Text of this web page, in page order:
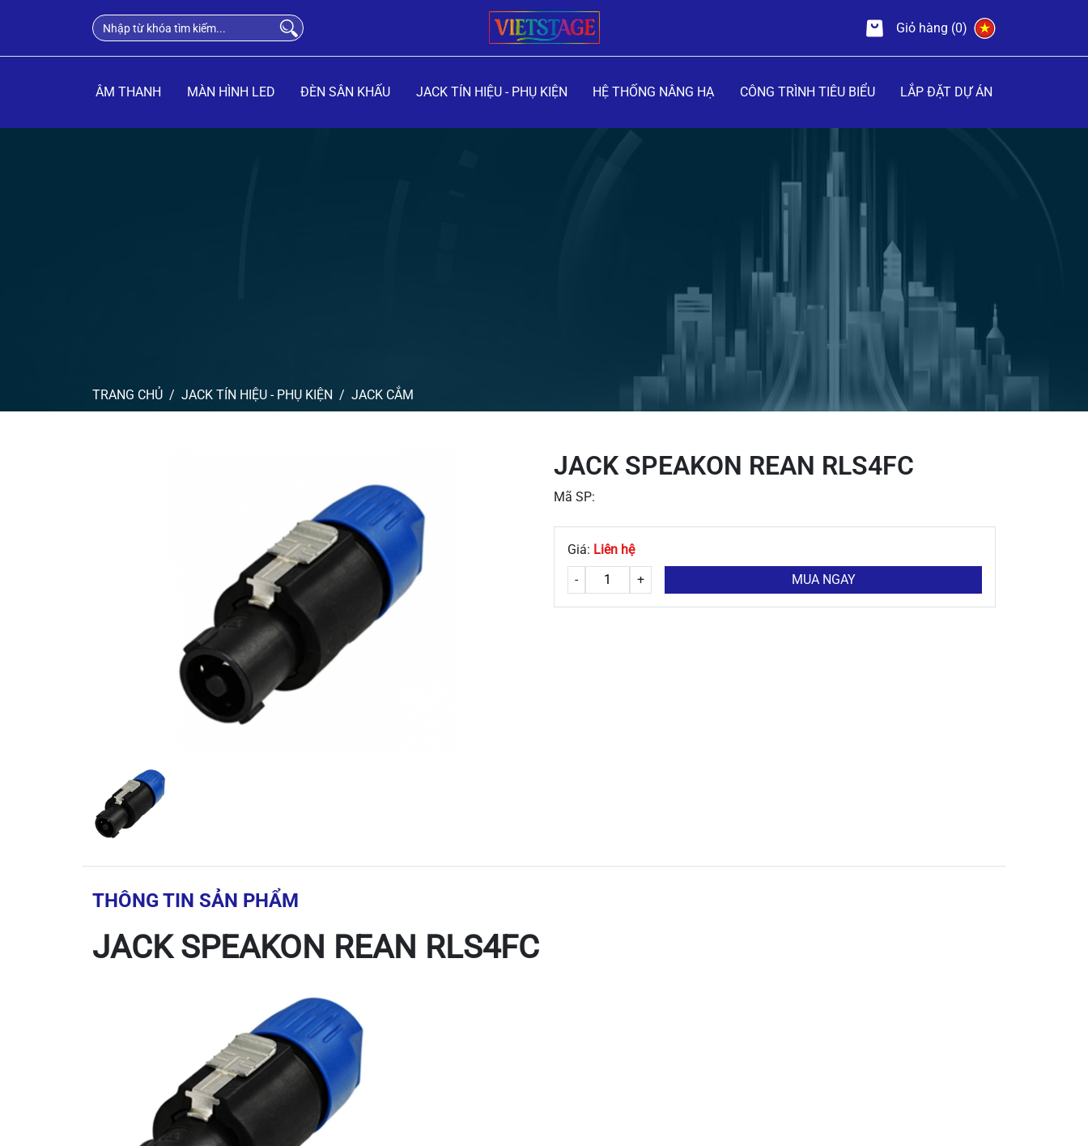
Giỏ hàng (0)
ÂM THANH MÀN HÌNH LED ĐÈN SÂN KHẤU JACK TÍN HIỆU - PHỤ KIỆN HỆ THỐNG NÂNG HẠ CÔNG TRÌNH TIÊU BIỂU LẮP ĐẶT DỰ ÁN
TRANG CHỦ JACK TÍN HIỆU - PHỤ KIỆN JACK CẮM
JACK SPEAKON REAN RLS4FC
Mã SP:
Giá: Liên hệ
-
+ MUA NGAY
THÔNG TIN SẢN PHẨM
JACK SPEAKON REAN RLS4FC